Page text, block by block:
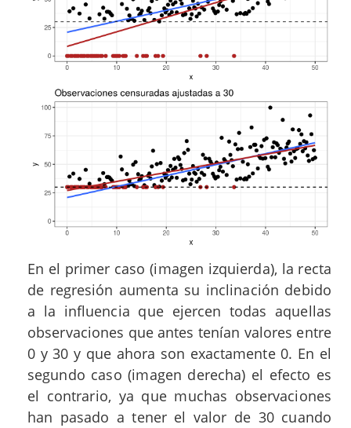
En el primer caso (imagen izquierda), la recta
de regresión aumenta su inclinación debido
a la influencia que ejercen todas aquellas
observaciones que antes tenían valores entre
0 y 30 y que ahora son exactamente 0. En el
segundo caso (imagen derecha) el efecto es
el contrario, ya que muchas observaciones
han pasado a tener el valor de 30 cuando